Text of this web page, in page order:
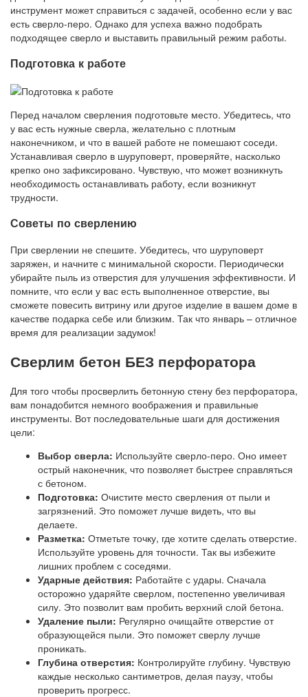
инструмент может справиться с задачей, особенно если у вас
есть сверло-перо. Однако для успеха важно подобрать
подходящее сверло и выставить правильный режим работы.
Подготовка к работе
Перед началом сверления подготовьте место. Убедитесь, что
у вас есть нужные сверла, желательно с плотным
наконечником, и что в вашей работе не помешают соседи.
Устанавливая сверло в шуруповерт, проверяйте, насколько
крепко оно зафиксировано. Чувствую, что может возникнуть
необходимость останавливать работу, если возникнут
трудности.
Советы по сверлению
При сверлении не спешите. Убедитесь, что шуруповерт
заряжен, и начните с минимальной скорости. Периодически
убирайте пыль из отверстия для улучшения эффективности. И
помните, что если у вас есть выполненное отверстие, вы
сможете повесить витрину или другое изделие в вашем доме в
качестве подарка себе или близким. Так что январь – отличное
время для реализации задумок!
Сверлим бетон БЕЗ перфоратора
Для того чтобы просверлить бетонную стену без перфоратора,
вам понадобится немного воображения и правильные
инструменты. Вот последовательные шаги для достижения
цели:
Выбор сверла: Используйте сверло-перо. Оно имеет
острый наконечник, что позволяет быстрее справляться
с бетоном.
Подготовка: Очистите место сверления от пыли и
загрязнений. Это поможет лучше видеть, что вы
делаете.
Разметка: Отметьте точку, где хотите сделать отверстие.
Используйте уровень для точности. Так вы избежите
лишних проблем с соседями.
Ударные действия: Работайте с удары. Сначала
осторожно ударяйте сверлом, постепенно увеличивая
силу. Это позволит вам пробить верхний слой бетона.
Удаление пыли: Регулярно очищайте отверстие от
образующейся пыли. Это поможет сверлу лучше
проникать.
Глубина отверстия: Контролируйте глубину. Чувствую
каждые несколько сантиметров, делая паузу, чтобы
проверить прогресс.